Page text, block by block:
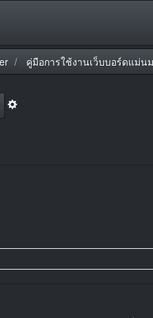
คู่มือการใช้งานเว็บบอร์ดแม่น